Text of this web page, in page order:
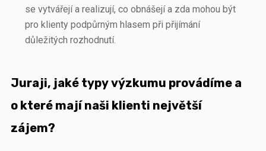
se vytvářejí a realizují, co obnášejí a zda mohou být
pro klienty podpůrným hlasem při přijímání
důležitých rozhodnutí.
Juraji, jaké typy výzkumu provádíme a
o které mají naši klienti největší
zájem?